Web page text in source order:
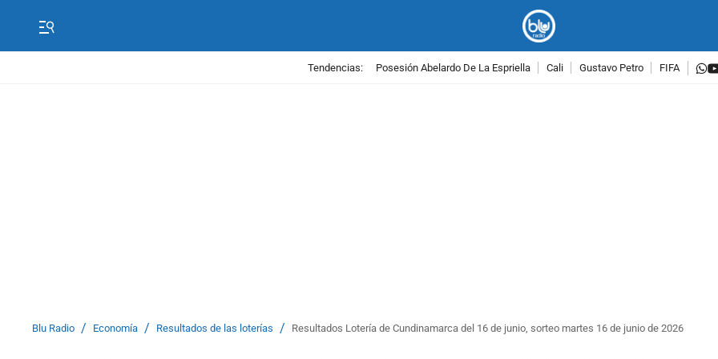
Tendencias: Posesión Abelardo De La Espriella Cali Gustavo Petro FIFA
Blu Radio / Economía / Resultados de las loterías / Resultados Lotería de Cundinamarca del 16 de junio, sorteo martes 16 de junio de 2026